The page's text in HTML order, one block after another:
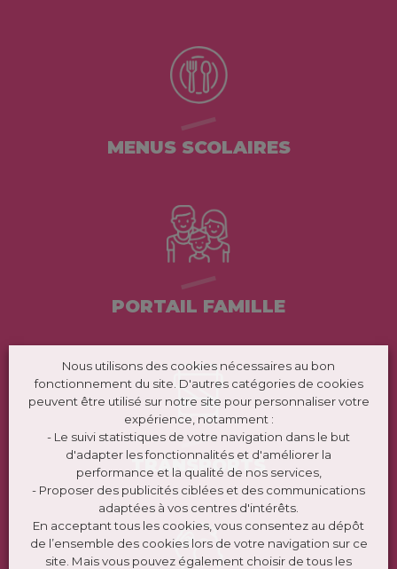
MENUS SCOLAIRES
PORTAIL FAMILLE
TRANSPORTS
Nous utilisons des cookies nécessaires au bon
fonctionnement du site. D'autres catégories de cookies
peuvent être utilisé sur notre site pour personnaliser votre
expérience, notamment :
- Le suivi statistiques de votre navigation dans le but
d'adapter les fonctionnalités et d'améliorer la
performance et la qualité de nos services,
- Proposer des publicités ciblées et des communications
adaptées à vos centres d'intérêts.
En acceptant tous les cookies, vous consentez au dépôt
de l’ensemble des cookies lors de votre navigation sur ce
site. Mais vous pouvez également choisir de tous les